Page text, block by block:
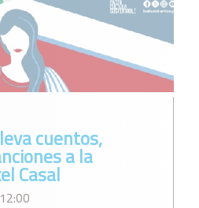
cuentos,
a la
Casal